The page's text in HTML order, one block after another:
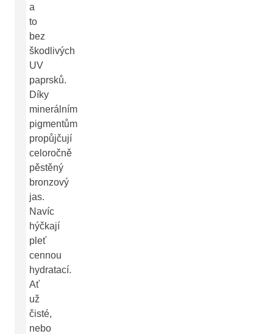
a
to
bez
škodlivých
UV
paprsků.
Díky
minerálním
pigmentům
propůjčují
celoročně
pěstěný
bronzový
jas.
Navíc
hýčkají
pleť
cennou
hydratací.
Ať
už
čisté,
nebo